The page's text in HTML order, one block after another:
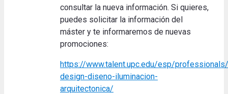
consultar la nueva información. Si quieres,
puedes solicitar la información del
máster y te informaremos de nuevas
promociones:
https://www.talent.upc.edu/esp/
design-diseno-iluminacion-
arquitectonica/